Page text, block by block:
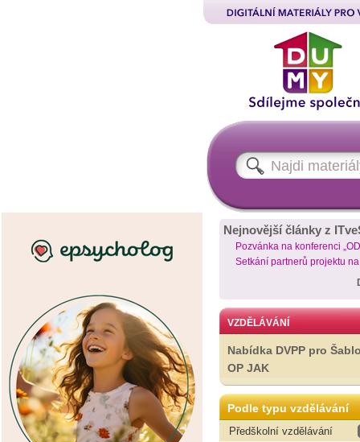
Nejnovější články z
Pozvánka na konferenci
Setkání partnerů projektu
VZDĚLÁVÁNÍ
Nabídka DVPP pro
OP JAK
Podle typu vzdělávání
Předškolní vzdělávání